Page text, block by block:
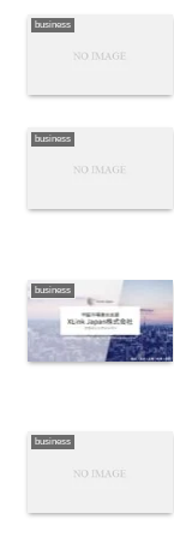
business
business
business
business